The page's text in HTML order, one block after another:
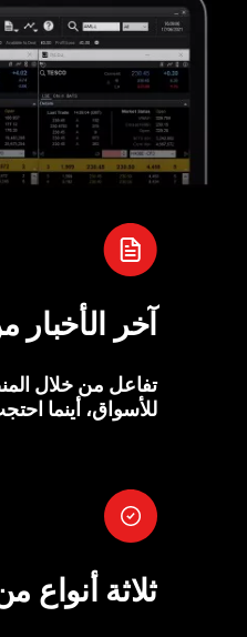
آخر الأخبار
تفاعل من خلال
للأسواق، أينما
ثلاثة أنواع